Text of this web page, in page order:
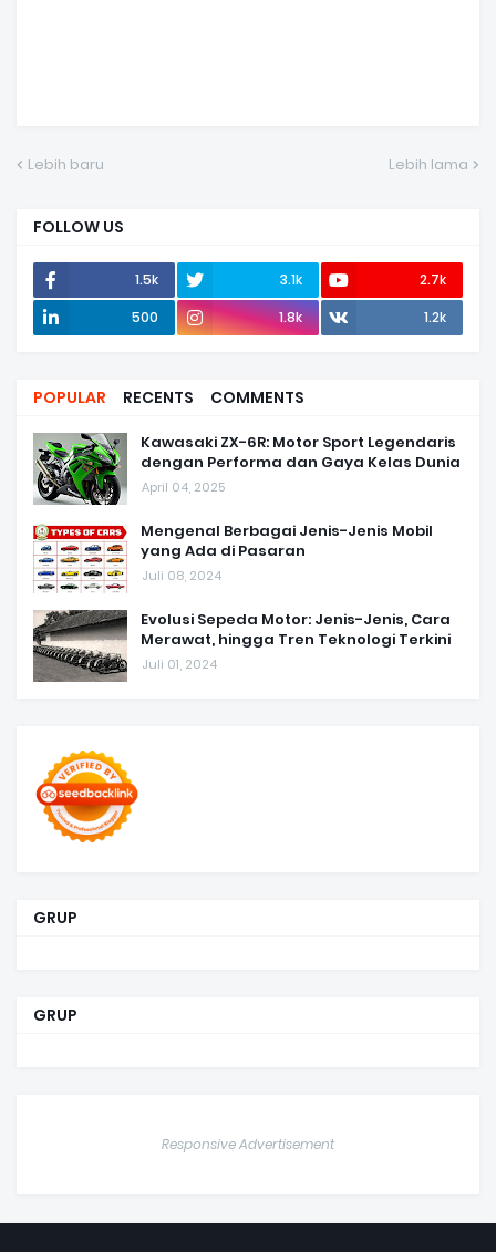
Lebih baru Lebih lama
FOLLOW US
1.5k 3.1k
2.7k
500
1.8k 1.2k
POPULAR RECENTS COMMENTS
Kawasaki ZX-6R: Motor Sport Legendaris
dengan Performa dan Gaya Kelas Dunia
April 04, 2025
Mengenal Berbagai Jenis-Jenis Mobil
yang Ada di Pasaran
Juli 08, 2024
Evolusi Sepeda Motor: Jenis-Jenis, Cara
Merawat, hingga Tren Teknologi Terkini
Juli 01, 2024
GRUP
GRUP
Responsive Advertisement